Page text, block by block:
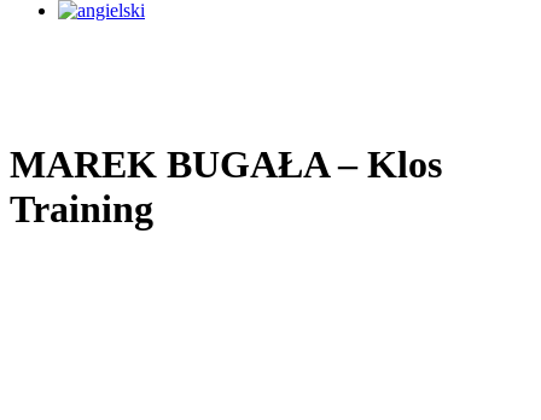
MAREK BUGAŁA – Klos
Training